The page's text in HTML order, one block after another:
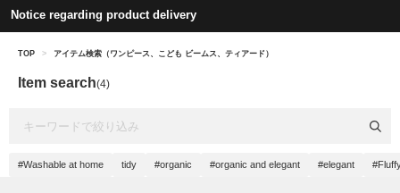
Notice regarding product delivery
TOP > アイテム検索（ワンピース、こども ビームス、ティアード）
Item search(4)
#Washable at home tidy #organic #organic and elegant #elegant